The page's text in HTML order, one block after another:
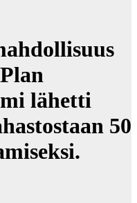
lähetti
50